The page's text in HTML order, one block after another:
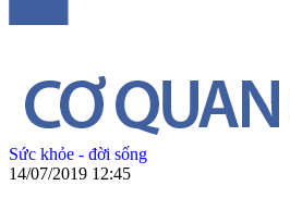
Sức khỏe - đời sống
14/07/2019 12:45